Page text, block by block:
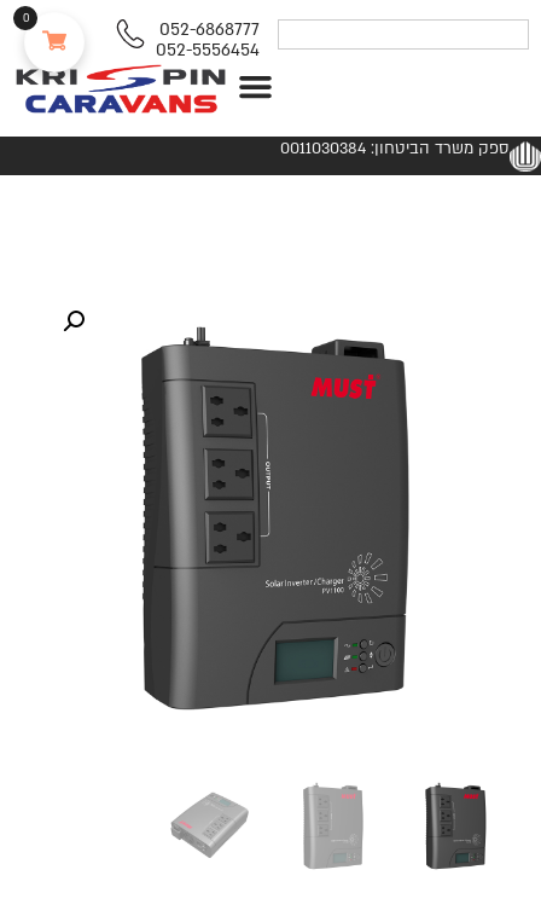
052-6868777
052-5556454
ספק משרד הביטחון: 0011030384
0